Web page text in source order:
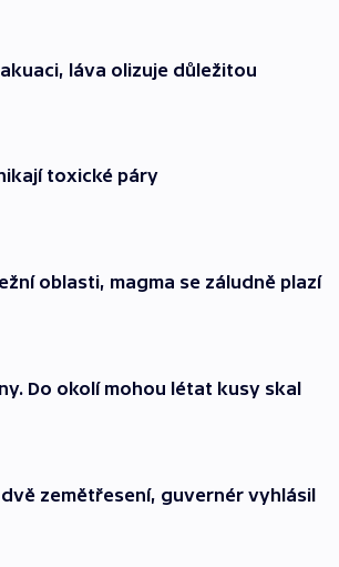
láva olizuje důležitou
toxické páry
oblasti, magma se záludně plazí
Do okolí mohou létat kusy skal
zemětřesení, guvernér vyhlásil